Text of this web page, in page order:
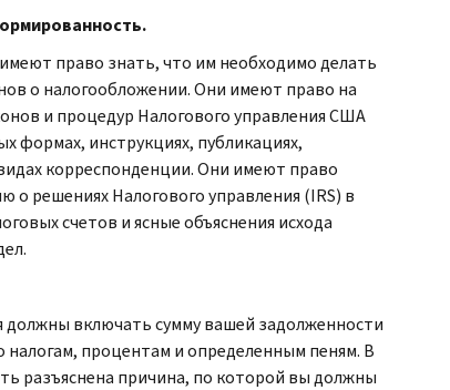
право знать, что им необходимо делать
о налогообложении. Они имеют право на
и процедур Налогового управления США
формах, инструкциях, публикациях,
корреспонденции. Они имеют право
о решениях Налогового управления (IRS) в
счетов и ясные объяснения исхода
включать сумму вашей задолженности
налогам, процентам и определенным пеням. В
разъяснена причина, по которой вы должны